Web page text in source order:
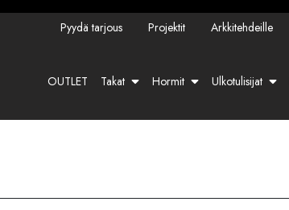
Pyydä tarjous Projektit Arkkitehdeille
OUTLET Takat Hormit Ulkotulisijat